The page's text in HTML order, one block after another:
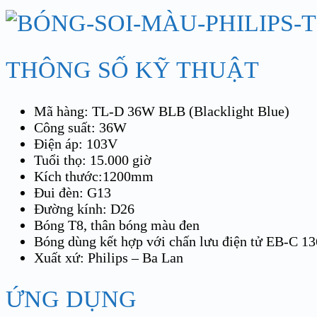
THÔNG SỐ KỸ THUẬT
Mã hàng: TL-D 36W BLB (Blacklight Blue)
Công suất: 36W
Điện áp: 103V
Tuổi thọ: 15.000 giờ
Kích thước:1200mm
Đui đèn: G13
Đường kính: D26
Bóng T8, thân bóng màu đen
Bóng dùng kết hợp với chấn lưu điện tử EB-C
Xuất xứ: Philips – Ba Lan
ỨNG DỤNG